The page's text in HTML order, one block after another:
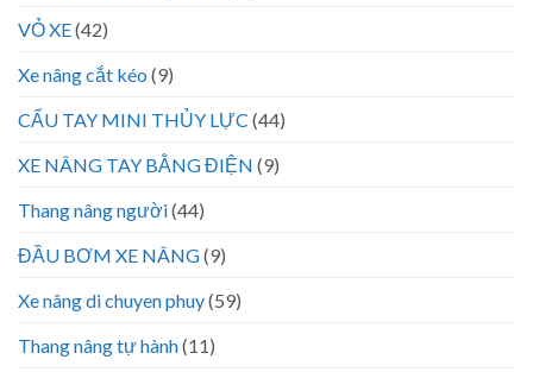
VỎ XE(42)
Xe nâng cắt kéo (9)
CẨU TAY MINI THỦY LỰC (44)
XE NÂNG TAY BẰNG ĐIỆN (9)
Thang nâng người(44)
ĐẦU BƠM XE NÂNG(9)
Xe nâng di chuyen phuy(59)
Thang nâng tự hành(11)